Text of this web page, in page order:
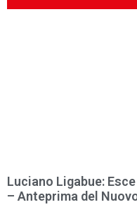
Luciano Ligabue:
– Anteprima del